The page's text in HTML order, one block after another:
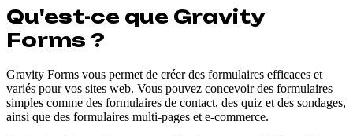
Qu'est-ce que Gravity
Forms ?
Gravity Forms vous permet de créer des formulaires efficaces et
variés pour vos sites web. Vous pouvez concevoir des formulaires
simples comme des formulaires de contact, des quiz et des sondages,
ainsi que des formulaires multi-pages et e-commerce.